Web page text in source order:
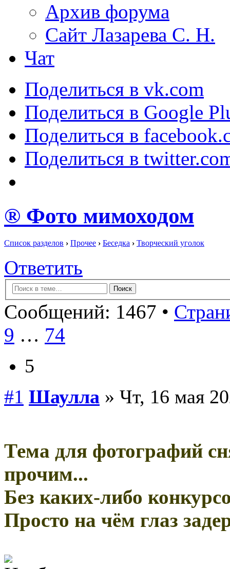
Архив форума
Сайт Лазарева С. Н.
Чат
Поделиться в vk.com
Поделиться в Google
Поделиться в
Поделиться в
® Фото мимоходом
Список разделов › Прочее › Беседка › Творческий уголок
Ответить
Сообщений: 1467 •
9 … 74
5
#1 Шаулла » Чт, 16 мая
Тема для фотографий
прочим...
Без каких-либо
Просто на чём глаз